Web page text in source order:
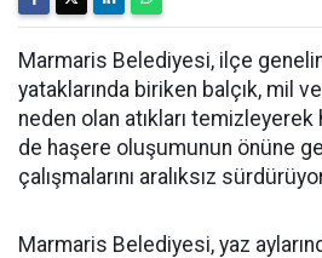
Marmaris Belediyesi, ilçe
yataklarında biriken balçık, mil
neden olan atıkları
de haşere oluşumunun önüne
çalışmalarını aralıksız
Marmaris Belediyesi, yaz